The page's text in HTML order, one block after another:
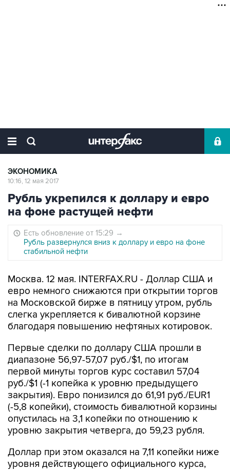
ЭКОНОМИКА
10:16, 12 мая 2017
Рубль укрепился к доллару и евро
на фоне растущей нефти
Есть обновление от 15:29 →
Рубль развернулся вниз к доллару и евро на фоне
стабильной нефти
Москва. 12 мая. INTERFAX.RU - Доллар США и
евро немного снижаются при открытии торгов
на Московской бирже в пятницу утром, рубль
слегка укрепляется к бивалютной корзине
благодаря повышению нефтяных котировок.
Первые сделки по доллару США прошли в
диапазоне 56,97-57,07 руб./$1, по итогам
первой минуты торгов курс составил 57,04
руб./$1 (-1 копейка к уровню предыдущего
закрытия). Евро понизился до 61,91 руб./EUR1
(-5,8 копейки), стоимость бивалютной корзины
опустилась на 3,1 копейки по отношению к
уровню закрытия четверга, до 59,23 рубля.
Доллар при этом оказался на 7,11 копейки ниже
уровня действующего официального курса,